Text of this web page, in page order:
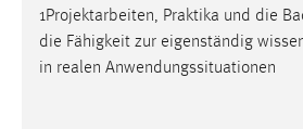
1Projektarbeiten, Praktika und die
die Fähigkeit zur eigenständig
in realen Anwendungssituationen